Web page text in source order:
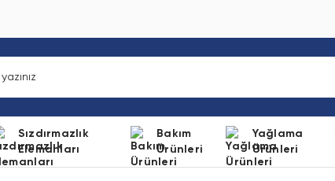
Sızdırmazlık
Elemanları
Bakım
Ürünleri
Yağlama
Ürünleri